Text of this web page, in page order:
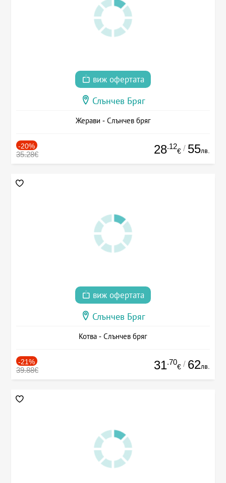
виж офертата
Слънчев Бряг
Жерави - Слънчев бряг
-20%
35.28€ 28.12
€ / 55лв.
виж офертата
Слънчев Бряг
Котва - Слънчев бряг
-21%
39.88€ 31.70
€ / 62лв.